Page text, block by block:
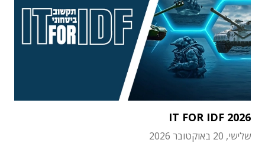
IT FOR IDF 2026
שלישי, 20 באוקטובר 2026